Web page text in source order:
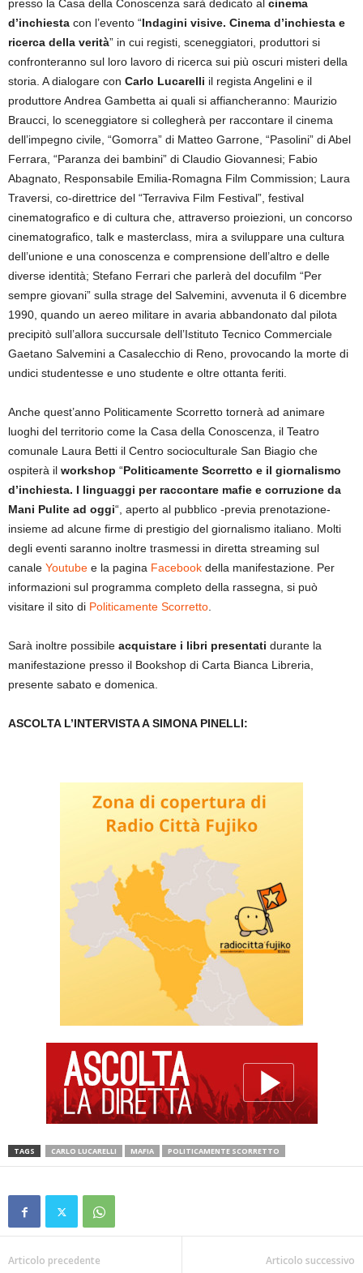
presso la Casa della Conoscenza sarà dedicato al cinema
d’inchiesta con l’evento “Indagini visive. Cinema d’inchiesta e
ricerca della verità” in cui registi, sceneggiatori, produttori si
confronteranno sul loro lavoro di ricerca sui più oscuri misteri della
storia. A dialogare con Carlo Lucarelli il regista Angelini e il
produttore Andrea Gambetta ai quali si affiancheranno: Maurizio
Braucci, lo sceneggiatore si collegherà per raccontare il cinema
dell’impegno civile, “Gomorra” di Matteo Garrone, “Pasolini” di Abel
Ferrara, “Paranza dei bambini” di Claudio Giovannesi; Fabio
Abagnato, Responsabile Emilia-Romagna Film Commission; Laura
Traversi, co-direttrice del “Terraviva Film Festival”, festival
cinematografico e di cultura che, attraverso proiezioni, un concorso
cinematografico, talk e masterclass, mira a sviluppare una cultura
dell’unione e una conoscenza e comprensione dell’altro e delle
diverse identità; Stefano Ferrari che parlerà del docufilm “Per
sempre giovani” sulla strage del Salvemini, avvenuta il 6 dicembre
1990, quando un aereo militare in avaria abbandonato dal pilota
precipitò sull’allora succursale dell’Istituto Tecnico Commerciale
Gaetano Salvemini a Casalecchio di Reno, provocando la morte di
undici studentesse e uno studente e oltre ottanta feriti.
Anche quest’anno Politicamente Scorretto tornerà ad animare
luoghi del territorio come la Casa della Conoscenza, il Teatro
comunale Laura Betti il Centro socioculturale San Biagio che
ospiterà il workshop “Politicamente Scorretto e il giornalismo
d’inchiesta. I linguaggi per raccontare mafie e corruzione da
Mani Pulite ad oggi“, aperto al pubblico -previa prenotazione-
insieme ad alcune firme di prestigio del giornalismo italiano. Molti
degli eventi saranno inoltre trasmessi in diretta streaming sul
canale Youtube e la pagina Facebook della manifestazione. Per
informazioni sul programma completo della rassegna, si può
visitare il sito di Politicamente Scorretto.
Sarà inoltre possibile acquistare i libri presentati durante la
manifestazione presso il Bookshop di Carta Bianca Libreria,
presente sabato e domenica.
ASCOLTA L’INTERVISTA A SIMONA PINELLI:
TAGS CARLO LUCARELLI MAFIA POLITICAMENTE SCORRETTO
Articolo precedente Articolo successivo